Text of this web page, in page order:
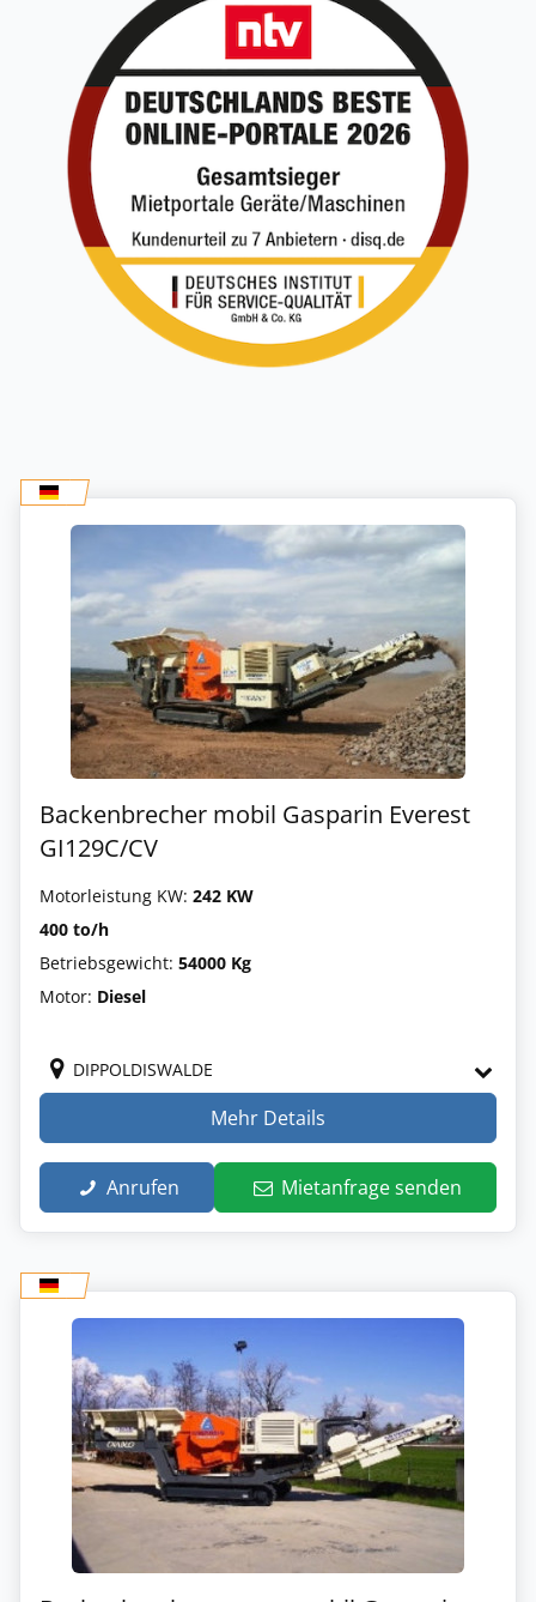
Backenbrecher mobil Gasparin Everest
GI129C/CV
Motorleistung KW: 242 KW
400 to/h
Betriebsgewicht: 54000 Kg
Motor: Diesel
DIPPOLDISWALDE
Mehr Details
Anrufen Mietanfrage senden